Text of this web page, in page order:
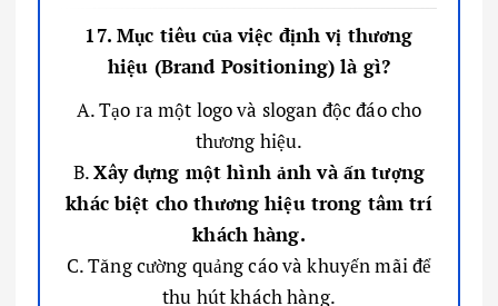
17. Mục tiêu của việc định vị thương
hiệu (Brand Positioning) là gì?
A. Tạo ra một logo và slogan độc đáo cho
thương hiệu.
B.Xây dựng một hình ảnh và ấn tượng
khác biệt cho thương hiệu trong tâm trí
khách hàng.
C. Tăng cường quảng cáo và khuyến mãi để
thu hút khách hàng.